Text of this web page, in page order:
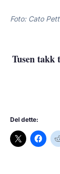
Foto: Cato
Tusen takk
Del dette: